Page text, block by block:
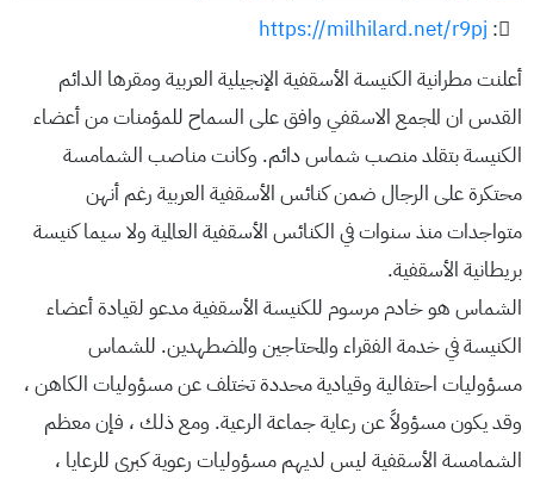
:
https://milhilard.net/r9pj
أعلنت مطرانية الكنيسة الأسقفية الإنجيلية العربية ومقرها الدائم
القدس ان المجمع الاسقفي وافق على السماح للمؤمنات من أعضاء
الكنيسة بتقلد منصب شماس دائم. وكانت مناصب الشمامسة
محتكرة على الرجال ضمن كنائس الأسقفية العربية رغم أنهن
متواجدات منذ سنوات في الكنائس الأسقفية العالمية ولا سيما كنيسة
بريطانية الأسقفية.
الشماس هو خادم مرسوم للكنيسة الأسقفية مدعو لقيادة أعضاء
الكنيسة في خدمة الفقراء والمحتاجين والمضطهدين. للشماس
مسؤوليات احتفالية وقيادية محددة تختلف عن مسؤوليات الكاهن ،
وقد يكون مسؤولاً عن رعاية جماعة الرعية. ومع ذلك ، فإن معظم
الشمامسة الأسقفية ليس لديهم مسؤوليات رعوية كبرى للرعايا ،